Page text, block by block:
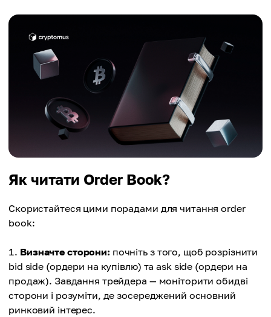
Як читати Order Book?
Скористайтеся цими порадами для читання order
book:
Визначте сторони: почніть з того, щоб розрізнити
bid side (ордери на купівлю) та ask side (ордери на
продаж). Завдання трейдера — моніторити обидві
сторони і розуміти, де зосереджений основний
ринковий інтерес.